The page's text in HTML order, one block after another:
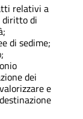
relativi a
diritto di
di sedime;
dei
e